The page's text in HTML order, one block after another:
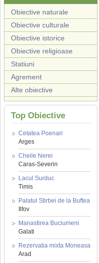
Obiective naturale
Obiective culturale
Obiective istorice
Obiective religioase
Statiuni
Agrement
Alte obiective
Top Obiective
Cetatea Poenari
Arges
Cheile Nerei
Caras-Severin
Lacul Surduc
Timis
Palatul Stirbei de la Buftea
Ilfov
Manastirea Buciumeni
Galati
Rezervatia mixta Moneasa
Arad